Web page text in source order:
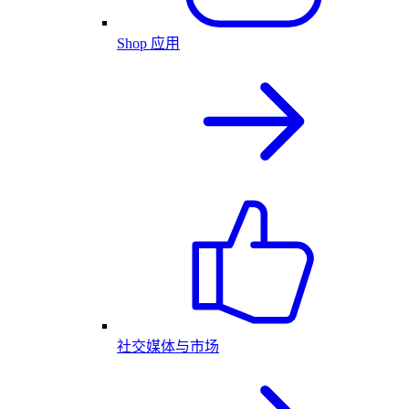
Shop 应用
社交媒体与市场